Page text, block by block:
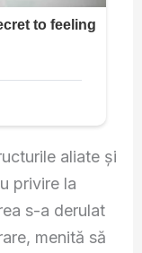
aliate și
privire la
s-a derulat
menită să